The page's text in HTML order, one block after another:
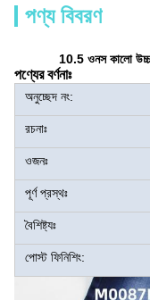
পণ্য বিবরণ
10.5 ওনস কালো
পণ্যের বর্ণনাঃ
অনুচ্ছেদ নং:
রচনাঃ
ওজনঃ
পূর্ণ প্রস্থঃ
বৈশিষ্ট্যঃ
পোস্ট ফিনিশিং: